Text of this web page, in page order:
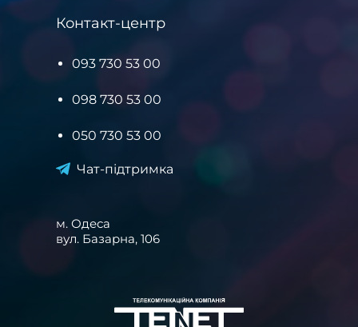
Контакт-центр
093 730 53 00
098 730 53 00
050 730 53 00
Чат-підтримка
м. Одеса
вул. Базарна, 106